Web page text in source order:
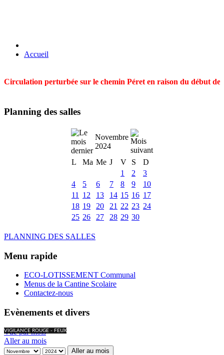
Accueil
Circulation perturbée sur le chemin Péret en raison du début
Planning des salles
Novembre
2024
L
Ma Me J V S
D
1
2
3
4
5 6 7 8 9
10
11
12 13 14 15 16 17
18 19 20 21 22 23 24
25 26 27 28 29 30
PLANNING DES SALLES
Menu rapide
ECO-LOTISSEMENT Communal
Menus de la Cantine Scolaire
Contactez-nous
Evènements et divers
VIGILANCE ROUGE - FEUX
Vue par mois
Aller au mois
Aller au mois